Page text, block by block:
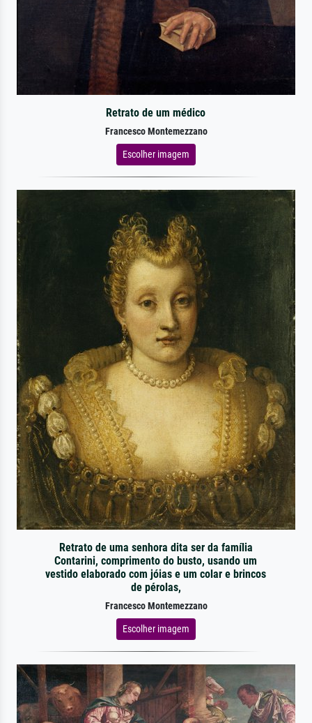
Retrato de um médico
Francesco Montemezzano
Escolher imagem
Retrato de uma senhora dita ser da família
Contarini, comprimento do busto, usando um
vestido elaborado com jóias e um colar e brincos
de pérolas,
Francesco Montemezzano
Escolher imagem